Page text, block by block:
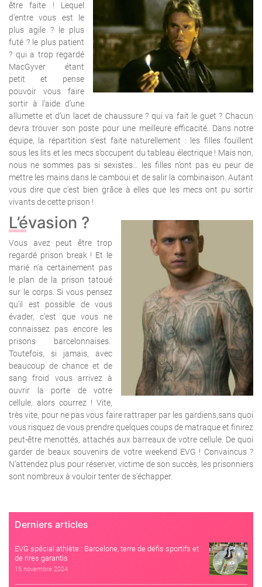
Derniers articles
EVG spécial athlète : Barcelone, terre de défis sportifs et
de rires garantis
15 novembre 2024
être faite ! Lequel
d’entre vous est le
plus agile ? le plus
futé ? le plus patient
? qui a trop regardé
MacGyver étant
petit et pense
pouvoir vous faire
sortir à l’aide d’une
allumette et d’un lacet de chaussure ? qui va fait le guet ? Chacun
devra trouver son poste pour une meilleure efficacité. Dans notre
équipe, la répartition s’est faite naturellement : les filles fouillent
sous les lits et les mecs s’occupent du tableau électrique ! Mais non,
nous ne sommes pas si sexistes… les filles n’ont pas eu peur de
mettre les mains dans le camboui et de salir la combinaison. Autant
vous dire que c’est bien grâce à elles que les mecs ont pu sortir
vivants de cette prison !
L’évasion ?
Vous avez peut être trop
regardé prison break ! Et le
marié n’a certainement pas
le plan de la prison tatoué
sur le corps. Si vous pensez
qu’il est possible de vous
évader, c’est que vous ne
connaissez pas encore les
prisons barcelonnaises.
Toutefois, si jamais, avec
beaucoup de chance et de
sang froid vous arrivez à
ouvrir la porte de votre
cellule, alors courrez ! Vite,
très vite, pour ne pas vous faire rattraper par les gardiens,sans quoi
vous risquez de vous prendre quelques coups de matraque et finirez
peut-être menottés, attachés aux barreaux de votre cellule. De quoi
garder de beaux souvenirs de votre weekend EVG ! Convaincus ?
N’attendez plus pour réserver, victime de son succès, les prisonniers
sont nombreux à vouloir tenter de s’échapper.